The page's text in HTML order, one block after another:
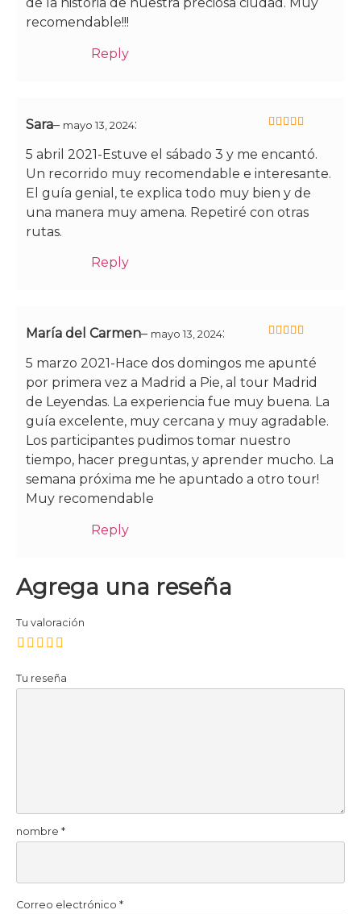
de la historia de nuestra preciosa ciudad. Muy
recomendable!!!
Reply
Sara– mayo 13, 2024:
5 abril 2021-Estuve el sábado 3 y me encantó.
Un recorrido muy recomendable e interesante.
El guía genial, te explica todo muy bien y de
una manera muy amena. Repetiré con otras
rutas.
Reply
María del Carmen– mayo 13, 2024:
5 marzo 2021-Hace dos domingos me apunté
por primera vez a Madrid a Pie, al tour Madrid
de Leyendas. La experiencia fue muy buena. La
guía excelente, muy cercana y muy agradable.
Los participantes pudimos tomar nuestro
tiempo, hacer preguntas, y aprender mucho. La
semana próxima me he apuntado a otro tour!
Muy recomendable
Reply
Agrega una reseña
Tu valoración
Tu reseña
nombre *
Correo electrónico *